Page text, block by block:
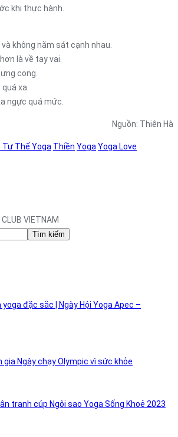
khi thực hành.
và không nằm sát cạnh nhau.
là về tay vai.
cong.
xa.
ngực quá mức.
Nguồn: Thiên Hà
Tư Thế Yoga Thiền YogaYoga Love
VIETNAM
Tìm kiếm
đặc sắc | Ngày Hội Yoga Apec –
gia Ngày chạy Olympic vì sức khỏe
tranh cúp Ngôi sao Yoga Sống Khoẻ 2023